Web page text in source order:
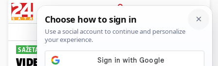
PRIJAVA
Sport Komentari
SAŽETAK DERBIJA
VIDEO Kovačević povukao prave